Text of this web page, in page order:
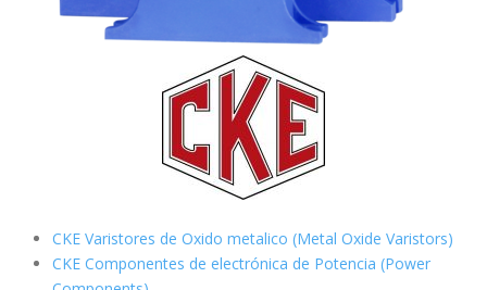
CKE Varistores de Oxido metalico (Metal Oxide Varistors)
CKE Componentes de electrónica de Potencia (Power